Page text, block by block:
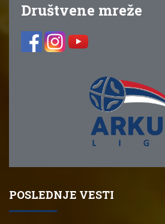
Društvene mreže
POSLEDNJE VESTI